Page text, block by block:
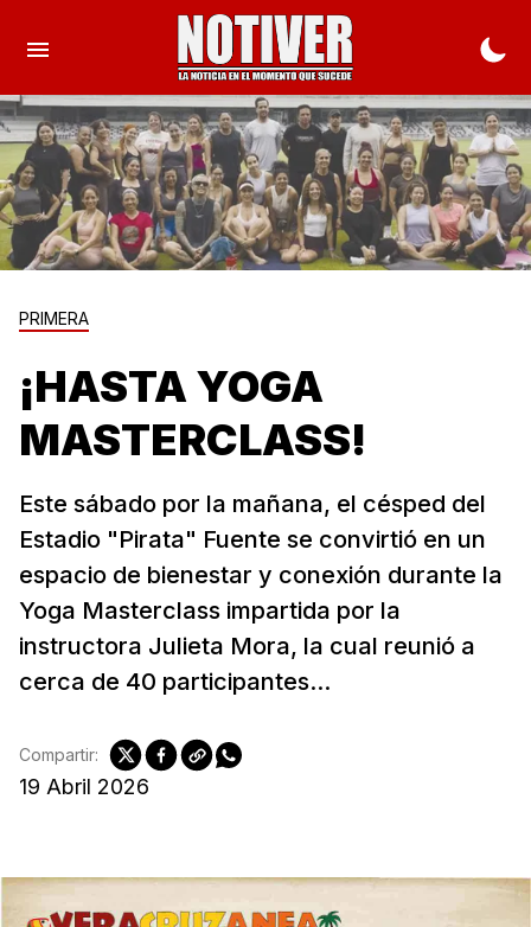
PRIMERA
¡HASTA YOGA
MASTERCLASS!
Este sábado por la mañana, el césped del
Estadio "Pirata" Fuente se convirtió en un
espacio de bienestar y conexión durante la
Yoga Masterclass impartida por la
instructora Julieta Mora, la cual reunió a
cerca de 40 participantes...
19 Abril 2026
Compartir: